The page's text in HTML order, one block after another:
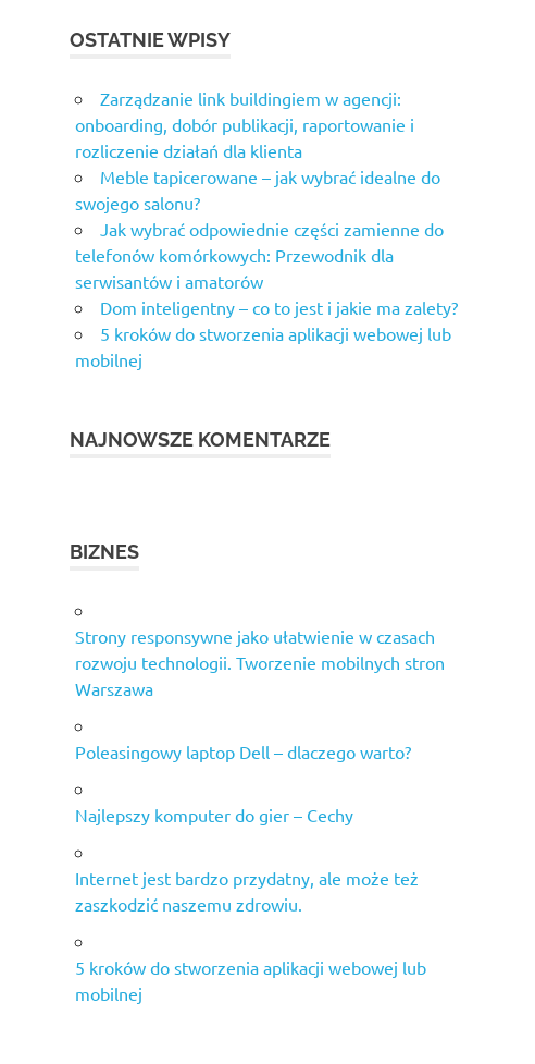
OSTATNIE WPISY
Zarządzanie link buildingiem w agencji:
onboarding, dobór publikacji, raportowanie i
rozliczenie działań dla klienta
Meble tapicerowane – jak wybrać idealne do
swojego salonu?
Jak wybrać odpowiednie części zamienne do
telefonów komórkowych: Przewodnik dla
serwisantów i amatorów
Dom inteligentny – co to jest i jakie ma zalety?
5 kroków do stworzenia aplikacji webowej lub
mobilnej
NAJNOWSZE KOMENTARZE
BIZNES
Strony responsywne jako ułatwienie w czasach
rozwoju technologii. Tworzenie mobilnych stron
Warszawa
Poleasingowy laptop Dell – dlaczego warto?
Najlepszy komputer do gier – Cechy
Internet jest bardzo przydatny, ale może też
zaszkodzić naszemu zdrowiu.
5 kroków do stworzenia aplikacji webowej lub
mobilnej